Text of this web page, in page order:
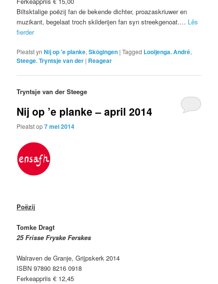
Biltsktalige poëzij fan de bekende dichter, proazaskriuwer en
muzikant, begelaat troch skilderijen fan syn streekgenoat.… Lês
fierder
Pleatst yn Nij op 'e planke,Skôgingen |Tagged Looijenga. André,
Steege. Tryntsje van der | Reagear
Tryntsje van der Steege
Nij op ’e planke – april 2014
Pleatst op7 mei 2014
Poëzij
Tomke Dragt
25 Frisse Fryske Ferskes
Walraven de Granje, Grijpskerk 2014
ISBN 97890 8216 0918
Ferkeappriis € 12,45